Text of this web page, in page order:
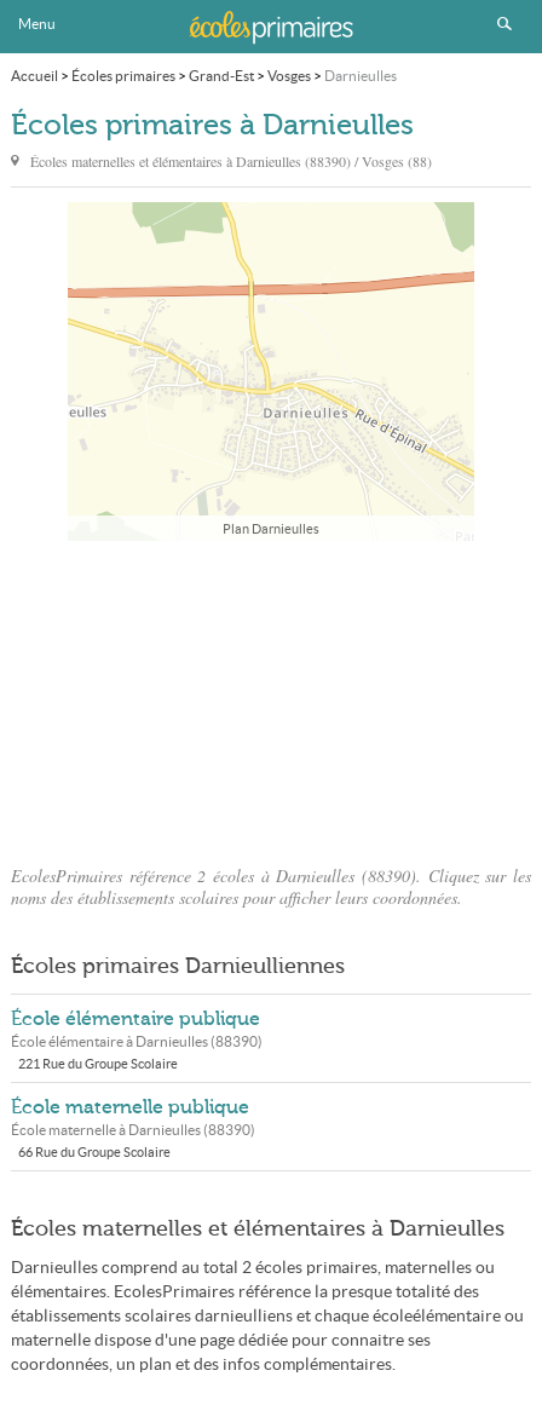
Menu
Accueil > Écoles primaires> Grand-Est> Vosges> Darnieulles
Écoles primaires à Darnieulles
Écoles maternelles et élémentaires àDarnieulles (88390) / Vosges (88)
Plan Darnieulles
EcolesPrimaires référence 2 écoles à Darnieulles (88390). Cliquez sur les
noms des établissements scolaires pour afficher leurs coordonnées.
Écoles primaires Darnieulliennes
École élémentaire publique
École élémentaire à Darnieulles(88390)
221 Rue du Groupe Scolaire
École maternelle publique
École maternelle à Darnieulles(88390)
66 Rue du Groupe Scolaire
Écoles maternelles et élémentaires à Darnieulles
Darnieulles comprend au total 2 écoles primaires, maternelles ou
élémentaires. EcolesPrimaires référence la presque totalité des
établissements scolaires darnieulliens et chaque écoleélémentaire ou
maternelle dispose d'une page dédiée pour connaitre ses
coordonnées, un plan et des infos complémentaires.